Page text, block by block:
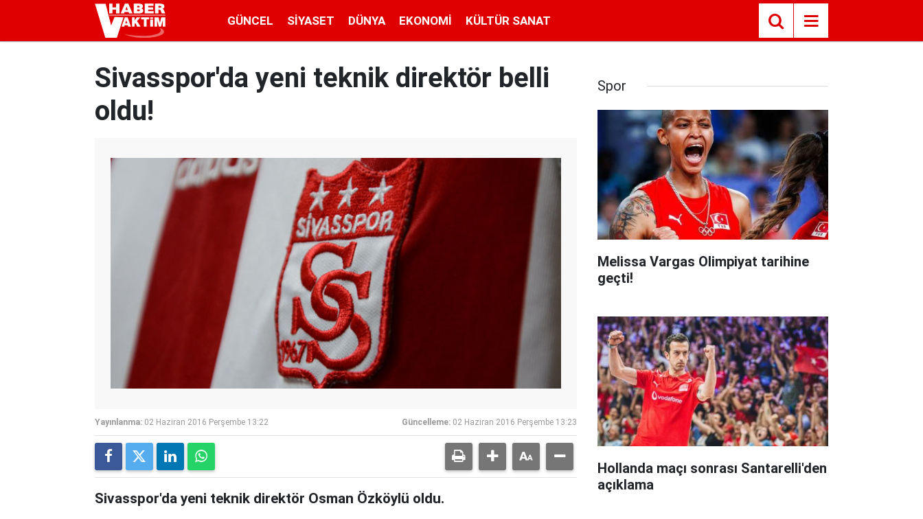
GÜNCEL SIYASET DÜNYA EKONOMI KÜLTÜR SANAT
Sivasspor'da yeni teknik direktör belli
oldu!
Yayınlanma: 02 Haziran 2016 Perşembe 13:22 Güncelleme: 02 Haziran 2016 Perşembe 13:23
Sivasspor'da yeni teknik direktör Osman Özköylü oldu.
Spor
Melissa Vargas Olimpiyat tarihine
geçti!
Hollanda maçı sonrası Santarelli'den
açıklama